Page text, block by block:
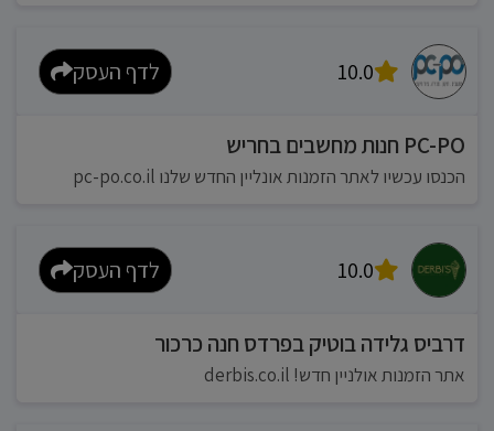
10.0 לדף העסק
PC-PO חנות מחשבים בחריש
הכנסו עכשיו לאתר הזמנות אונליין החדש שלנו pc-po.co.il
10.0 לדף העסק
דרביס גלידה בוטיק בפרדס חנה כרכור
אתר הזמנות אולניין חדש! derbis.co.il